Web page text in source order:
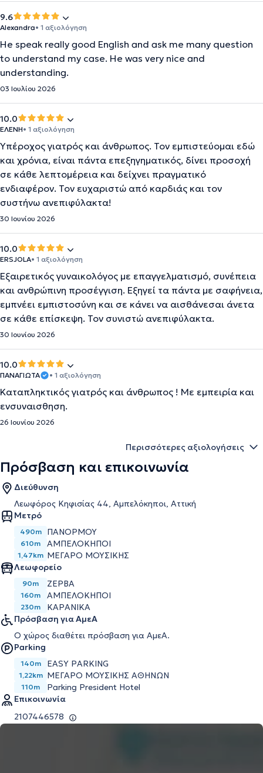
9.6
Alexandra• 1 αξιολόγηση
He speak really good English and ask me many question
to understand my case. He was very nice and
understanding.
03 Ιουλίου 2026
10.0
ΕΛΕΝΗ• 1 αξιολόγηση
Υπέροχος γιατρός και άνθρωπος. Τον εμπιστεύομαι εδώ
και χρόνια, είναι πάντα επεξηγηματικός, δίνει προσοχή
σε κάθε λεπτομέρεια και δείχνει πραγματικό
ενδιαφέρον. Τον ευχαριστώ από καρδιάς και τον
συστήνω ανεπιφύλακτα!
30 Ιουνίου 2026
10.0
ERSJOLA• 1 αξιολόγηση
Εξαιρετικός γυναικολόγος με επαγγελματισμό, συνέπεια
και ανθρώπινη προσέγγιση. Εξηγεί τα πάντα με σαφήνεια,
εμπνέει εμπιστοσύνη και σε κάνει να αισθάνεσαι άνετα
σε κάθε επίσκεψη. Τον συνιστώ ανεπιφύλακτα.
30 Ιουνίου 2026
10.0
ΠΑΝΑΓΙΩΤΑ • 1 αξιολόγηση
Καταπληκτικός γιατρός και άνθρωπος ! Με εμπειρία και
ενσυναισθηση.
26 Ιουνίου 2026
Περισσότερες αξιολογήσεις
Πρόσβαση και επικοινωνία
Διεύθυνση
Λεωφόρος Κηφισίας 44, Αμπελόκηποι, Αττική
Μετρό
490m ΠΑΝΌΡΜΟΥ
610m ΑΜΠΕΛΌΚΗΠΟΙ
1,47km ΜΈΓΑΡΟ ΜΟΥΣΙΚΉΣ
Λεωφορείο
90m ΖΕΡΒΑ
160m ΑΜΠΕΛΟΚΗΠΟΙ
230m
ΚΑΡΑΝΙΚΑ
Πρόσβαση για ΑμεΑ
Ο χώρος διαθέτει πρόσβαση για ΑμεΑ.
Parking
140m EASY PARKING
1,22km ΜΕΓΆΡΟ ΜΟΥΣΙΚΉΣ ΑΘΗΝΏΝ
110m
Parking President Hotel
Επικοινωνία
2107446578